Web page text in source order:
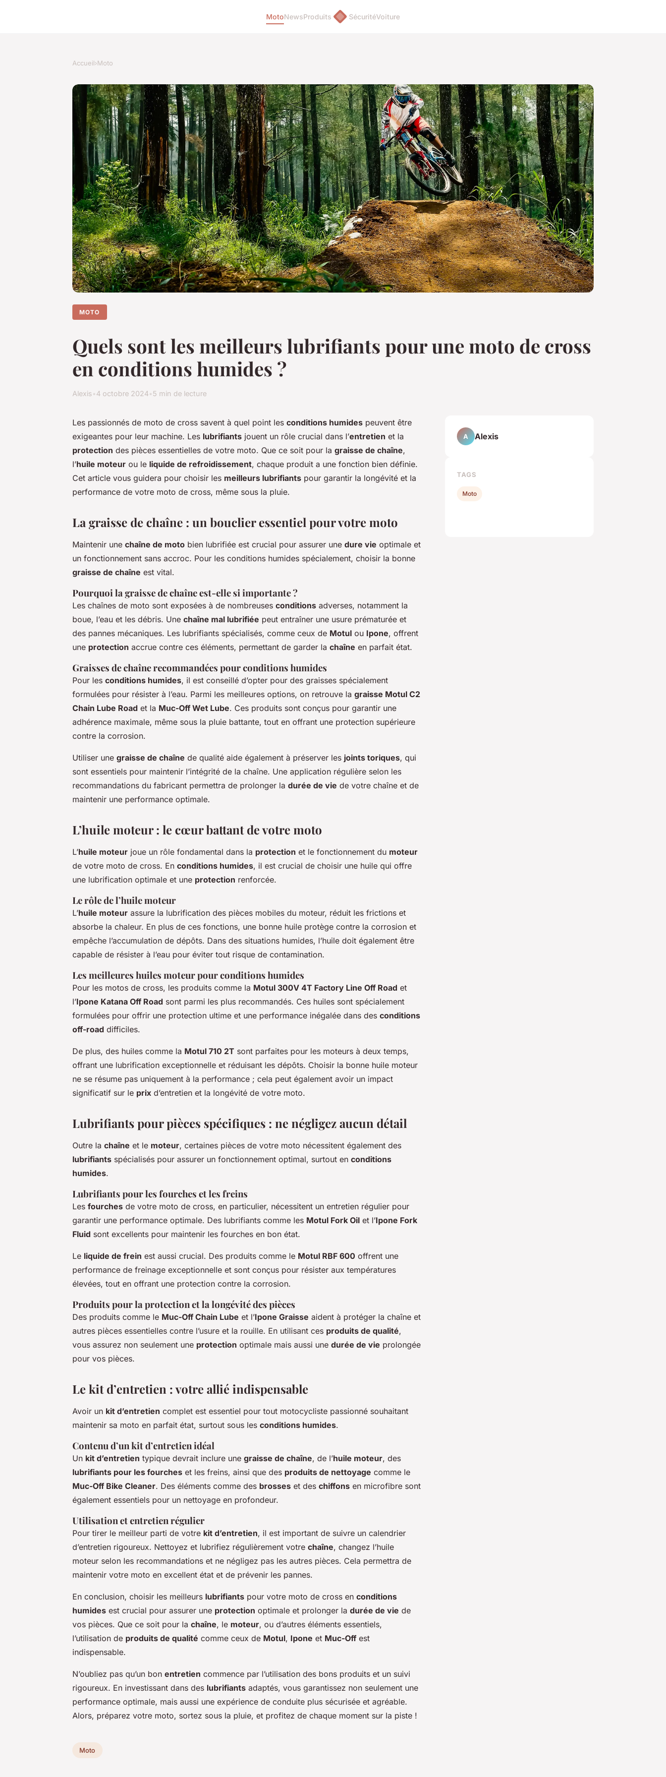
MotoNewsProduits SécuritéVoiture
Accueil›Moto
MOTO
Quels sont les meilleurs lubrifiants pour une moto de cross
en conditions humides ?
Alexis•4 octobre 2024•5 min de lecture
Les passionnés de moto de cross savent à quel point les conditions humides peuvent être
exigeantes pour leur machine. Les lubrifiants jouent un rôle crucial dans l’entretien et la
protection des pièces essentielles de votre moto. Que ce soit pour la graisse de chaîne,
l’huile moteur ou le liquide de refroidissement, chaque produit a une fonction bien définie.
Cet article vous guidera pour choisir les meilleurs lubrifiants pour garantir la longévité et la
performance de votre moto de cross, même sous la pluie.
La graisse de chaîne : un bouclier essentiel pour votre moto
Maintenir une chaîne de moto bien lubrifiée est crucial pour assurer une dure vie optimale et
un fonctionnement sans accroc. Pour les conditions humides spécialement, choisir la bonne
graisse de chaîne est vital.
Pourquoi la graisse de chaîne est-elle si importante ?
Les chaînes de moto sont exposées à de nombreuses conditions adverses, notamment la
boue, l’eau et les débris. Une chaîne mal lubrifiée peut entraîner une usure prématurée et
des pannes mécaniques. Les lubrifiants spécialisés, comme ceux de Motul ou Ipone, offrent
une protection accrue contre ces éléments, permettant de garder la chaîne en parfait état.
Graisses de chaîne recommandées pour conditions humides
Pour les conditions humides, il est conseillé d’opter pour des graisses spécialement
formulées pour résister à l’eau. Parmi les meilleures options, on retrouve la graisse Motul C2
Chain Lube Road et la Muc-Off Wet Lube. Ces produits sont conçus pour garantir une
adhérence maximale, même sous la pluie battante, tout en offrant une protection supérieure
contre la corrosion.
Utiliser une graisse de chaîne de qualité aide également à préserver les joints toriques, qui
sont essentiels pour maintenir l’intégrité de la chaîne. Une application régulière selon les
recommandations du fabricant permettra de prolonger la durée de vie de votre chaîne et de
maintenir une performance optimale.
L’huile moteur : le cœur battant de votre moto
L’huile moteur joue un rôle fondamental dans la protection et le fonctionnement du moteur
de votre moto de cross. En conditions humides, il est crucial de choisir une huile qui offre
une lubrification optimale et une protection renforcée.
Le rôle de l’huile moteur
L’huile moteur assure la lubrification des pièces mobiles du moteur, réduit les frictions et
absorbe la chaleur. En plus de ces fonctions, une bonne huile protège contre la corrosion et
empêche l’accumulation de dépôts. Dans des situations humides, l’huile doit également être
capable de résister à l’eau pour éviter tout risque de contamination.
Les meilleures huiles moteur pour conditions humides
Pour les motos de cross, les produits comme la Motul 300V 4T Factory Line Off Road et
l’Ipone Katana Off Road sont parmi les plus recommandés. Ces huiles sont spécialement
formulées pour offrir une protection ultime et une performance inégalée dans des conditions
off-road difficiles.
De plus, des huiles comme la Motul 710 2T sont parfaites pour les moteurs à deux temps,
offrant une lubrification exceptionnelle et réduisant les dépôts. Choisir la bonne huile moteur
ne se résume pas uniquement à la performance ; cela peut également avoir un impact
significatif sur le prix d’entretien et la longévité de votre moto.
Lubrifiants pour pièces spécifiques : ne négligez aucun détail
Outre la chaîne et le moteur, certaines pièces de votre moto nécessitent également des
lubrifiants spécialisés pour assurer un fonctionnement optimal, surtout en conditions
humides.
Lubrifiants pour les fourches et les freins
Les fourches de votre moto de cross, en particulier, nécessitent un entretien régulier pour
garantir une performance optimale. Des lubrifiants comme les Motul Fork Oil et l’Ipone Fork
Fluid sont excellents pour maintenir les fourches en bon état.
Le liquide de frein est aussi crucial. Des produits comme le Motul RBF 600 offrent une
performance de freinage exceptionnelle et sont conçus pour résister aux températures
élevées, tout en offrant une protection contre la corrosion.
Produits pour la protection et la longévité des pièces
Des produits comme le Muc-Off Chain Lube et l’Ipone Graisse aident à protéger la chaîne et
autres pièces essentielles contre l’usure et la rouille. En utilisant ces produits de qualité,
vous assurez non seulement une protection optimale mais aussi une durée de vie prolongée
pour vos pièces.
Le kit d’entretien : votre allié indispensable
Avoir un kit d’entretien complet est essentiel pour tout motocycliste passionné souhaitant
maintenir sa moto en parfait état, surtout sous les conditions humides.
Contenu d’un kit d’entretien idéal
Un kit d’entretien typique devrait inclure une graisse de chaîne, de l’huile moteur, des
lubrifiants pour les fourches et les freins, ainsi que des produits de nettoyage comme le
Muc-Off Bike Cleaner. Des éléments comme des brosses et des chiffons en microfibre sont
également essentiels pour un nettoyage en profondeur.
Utilisation et entretien régulier
Pour tirer le meilleur parti de votre kit d’entretien, il est important de suivre un calendrier
d’entretien rigoureux. Nettoyez et lubrifiez régulièrement votre chaîne, changez l’huile
moteur selon les recommandations et ne négligez pas les autres pièces. Cela permettra de
maintenir votre moto en excellent état et de prévenir les pannes.
En conclusion, choisir les meilleurs lubrifiants pour votre moto de cross en conditions
humides est crucial pour assurer une protection optimale et prolonger la durée de vie de
vos pièces. Que ce soit pour la chaîne, le moteur, ou d’autres éléments essentiels,
l’utilisation de produits de qualité comme ceux de Motul, Ipone et Muc-Off est
indispensable.
N’oubliez pas qu’un bon entretien commence par l’utilisation des bons produits et un suivi
rigoureux. En investissant dans des lubrifiants adaptés, vous garantissez non seulement une
performance optimale, mais aussi une expérience de conduite plus sécurisée et agréable.
Alors, préparez votre moto, sortez sous la pluie, et profitez de chaque moment sur la piste !
Moto
A Alexis
TAGS
Moto